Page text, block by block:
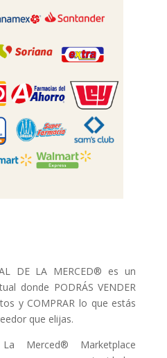
DE LA MERCED® es un
donde PODRÁS VENDER
y COMPRAR lo que estás
que elijas.
Merced® Marketplace